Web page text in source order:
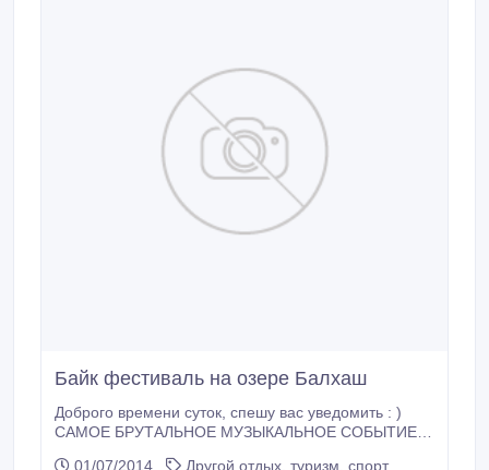
Байк фестиваль на озере Балхаш
Доброго времени суток, спешу вас уведомить : )
САМОЕ БРУТАЛЬНОЕ МУЗЫКАЛЬНОЕ СОБЫТИЕ
01/07/2014
Другой отдых, туризм, спорт